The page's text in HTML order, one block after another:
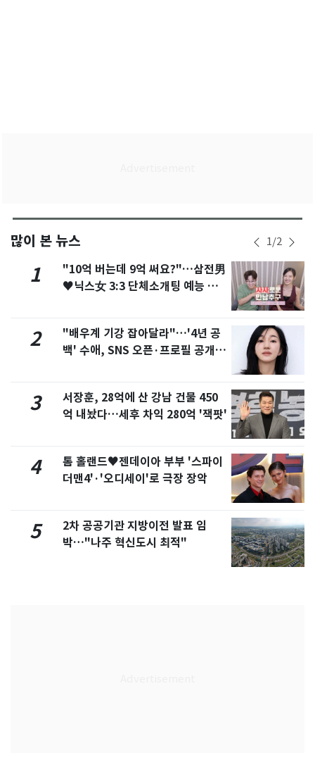
많이 본 뉴스 1/2
1
"10억 버는데 9억 써요?"…삼전男
♥닉스女 3:3 단체소개팅 예능 화
2
"배우계 기강 잡아달라"…'4년 공
백' 수애, SNS 오픈·프로필 공개
3
서장훈, 28억에 산 강남 건물 450
억 내놨다…세후 차익 280억 '잭팟'
4
톰 홀랜드♥젠데이아 부부 '스파이
더맨4'·'오디세이'로 극장 장악
5
2차 공공기관 지방이전 발표 임
박…"나주 혁신도시 최적"